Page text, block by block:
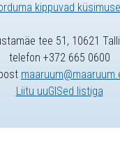
kippuvad
tee 51, 10621
telefon +372 665 0600
Liitu uuGISed listiga